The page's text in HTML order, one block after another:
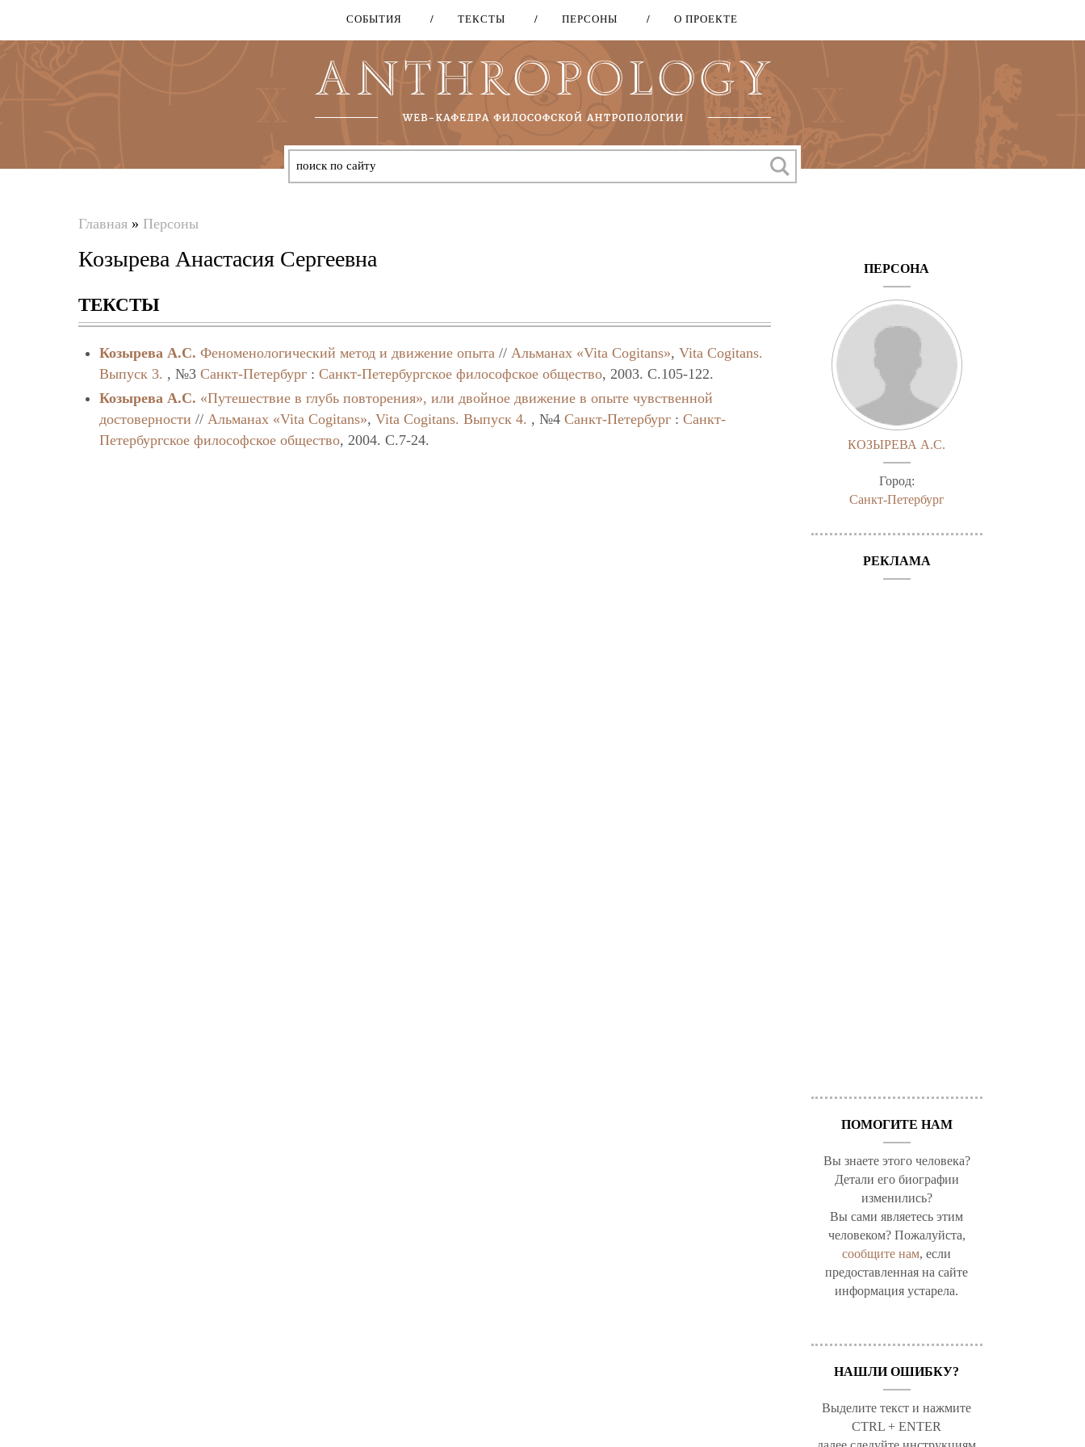
Перейти
основному
содержанию
СОБЫТИЯ ТЕКСТЫ ПЕРСОНЫ О ПРОЕКТЕ
здесь
Главная » Персоны
Козырева Анастасия Сергеевна
ТЕКСТЫ
Козырева А.С. Феноменологический метод и движение опыта // Альманах «Vita Cogitans»,Vita Cogitans.
Выпуск 3. , №3Санкт-Петербург :Санкт-Петербургское философское общество, 2003. C.105-122.
Козырева А.С. «Путешествие в глубь повторения», или двойное движение в опыте чувственной
достоверности //Альманах «Vita Cogitans»,Vita Cogitans. Выпуск 4. , №4Санкт-Петербург :Санкт-
Петербургское философское общество, 2004. C.7-24.
ПЕРСОНА
КОЗЫРЕВА А.С.
Город:
Санкт-Петербург
РЕКЛАМА
ПОМОГИТЕ НАМ
Вы знаете этого человека?
Детали его биографии
изменились?
Вы сами являетесь этим
человеком? Пожалуйста,
сообщите нам, если
предоставленная на сайте
информация устарела.
НАШЛИ ОШИБКУ?
Выделите текст и нажмите
CTRL + ENTER